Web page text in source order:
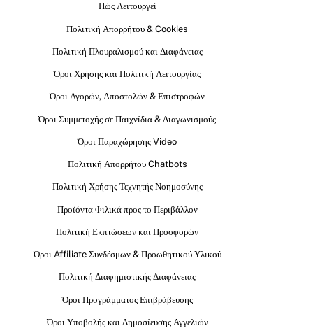
Πώς Λειτουργεί
Πολιτική Απορρήτου & Cookies
Πολιτική Πλουραλισμού και Διαφάνειας
Όροι Χρήσης και Πολιτική Λειτουργίας
Όροι Αγορών, Αποστολών & Επιστροφών
Όροι Συμμετοχής σε Παιχνίδια & Διαγωνισμούς
Όροι Παραχώρησης Video
Πολιτική Απορρήτου Chatbots
Πολιτική Χρήσης Τεχνητής Νοημοσύνης
Προϊόντα Φιλικά προς το Περιβάλλον
Πολιτική Εκπτώσεων και Προσφορών
Όροι Affiliate Συνδέσμων & Προωθητικού Υλικού
Πολιτική Διαφημιστικής Διαφάνειας
Όροι Προγράμματος Επιβράβευσης
Όροι Υποβολής και Δημοσίευσης Αγγελιών